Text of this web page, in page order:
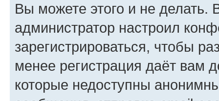
Вы можете этого и не делать.
администратор настроил
зарегистрироваться, чтобы
менее регистрация даёт вам
которые недоступны